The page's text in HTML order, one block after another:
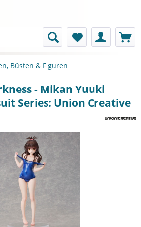
Büsten & Figuren
- Mikan Yuuki
Series: Union Creative